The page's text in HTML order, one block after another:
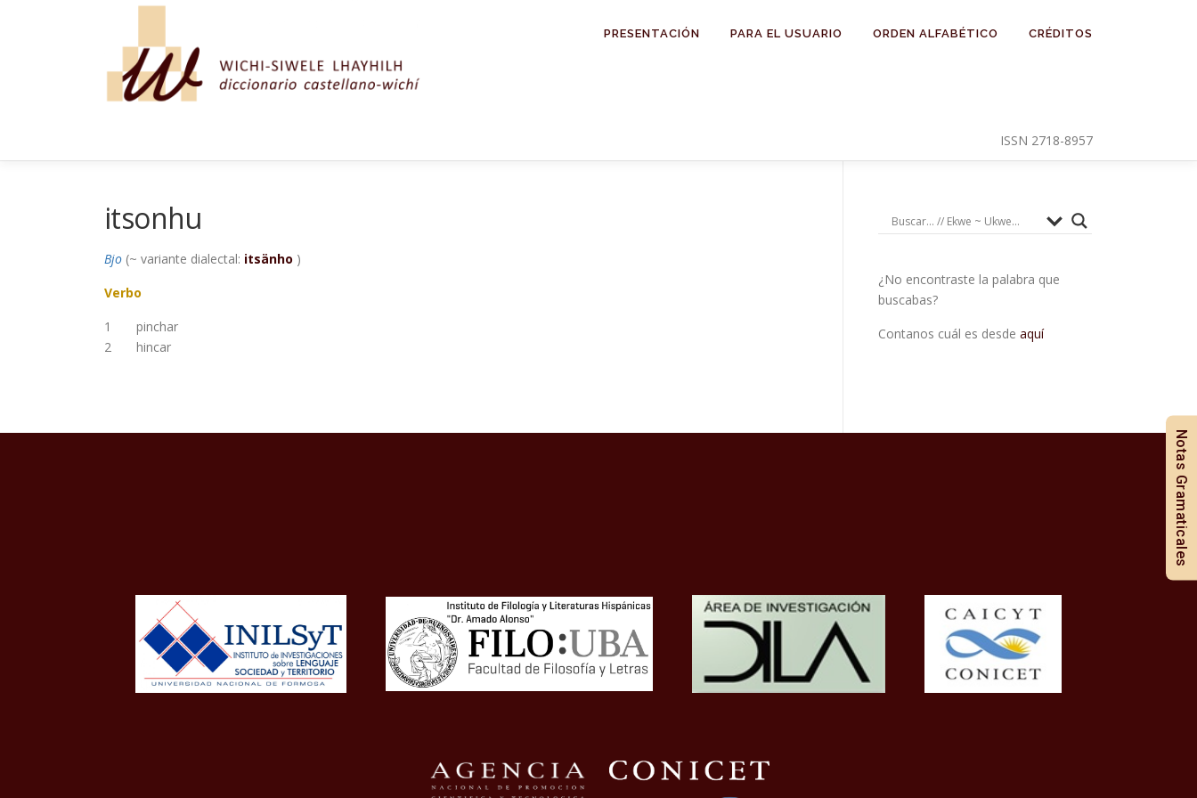
PRESENTACIÓN PARA EL USUARIO ORDEN ALFABÉTICO CRÉDITOS
ISSN 2718-8957
itsonhu
Bjo (~ variante dialectal: itsänho )
Verbo
1
pinchar
2
hincar
¿No encontraste la palabra que
buscabas?
Contanos cuál es desde aquí
Notas Gramaticales